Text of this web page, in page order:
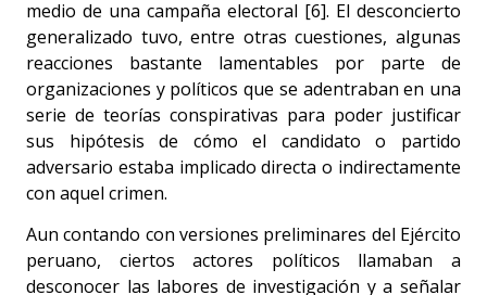
medio de una campaña electoral [6]. El desconcierto
generalizado tuvo, entre otras cuestiones, algunas
reacciones bastante lamentables por parte de
organizaciones y políticos que se adentraban en una
serie de teorías conspirativas para poder justificar
sus hipótesis de cómo el candidato o partido
adversario estaba implicado directa o indirectamente
con aquel crimen.
Aun contando con versiones preliminares del Ejército
peruano, ciertos actores políticos llamaban a
desconocer las labores de investigación y a señalar